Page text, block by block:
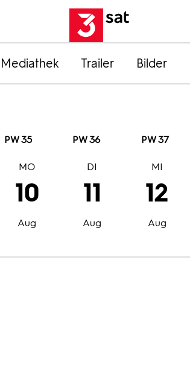
Mediathek Trailer Bilder
PW 35 PW 36 PW 37
10
Aug
MO
11
Aug
DI
12
Aug
MI